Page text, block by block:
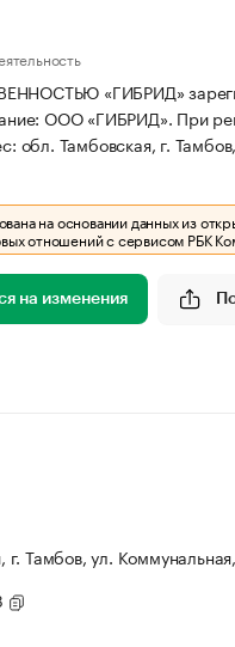
«ГИБРИД»
ООО «ГИБРИД». При
обл. Тамбовская, г.
на основании данных из
отношений с сервисом РБК
на изменения
г. Тамбов, ул.